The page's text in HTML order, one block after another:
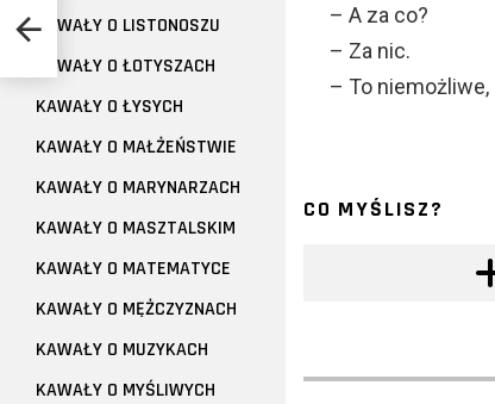
– A za co?
– Za nic.
– To
CO MYŚLISZ?
KAWAŁY O LISTONOSZU
KAWAŁY O ŁOTYSZACH
KAWAŁY O ŁYSYCH
KAWAŁY O MAŁŻEŃSTWIE
KAWAŁY O MARYNARZACH
KAWAŁY O MASZTALSKIM
KAWAŁY O MATEMATYCE
KAWAŁY O MĘŻCZYZNACH
KAWAŁY O MUZYKACH
KAWAŁY O MYŚLIWYCH